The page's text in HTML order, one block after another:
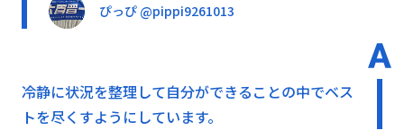
ぴっぴ @pippi9261013
冷静に状況を整理して自分ができることの中でベス
トを尽くすようにしています。